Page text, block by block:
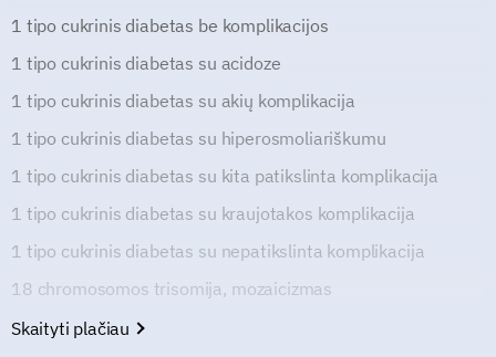
1 tipo cukrinis diabetas be komplikacijos
1 tipo cukrinis diabetas su acidoze
1 tipo cukrinis diabetas su akių komplikacija
1 tipo cukrinis diabetas su hiperosmoliariškumu
1 tipo cukrinis diabetas su kita patikslinta komplikacija
1 tipo cukrinis diabetas su kraujotakos komplikacija
1 tipo cukrinis diabetas su nepatikslinta komplikacija
18 chromosomos trisomija, mozaicizmas
Skaityti plačiau